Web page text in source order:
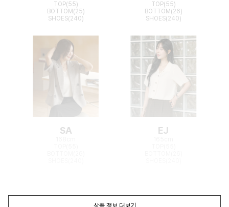
TOP(55)
BOTTOM(25)
SHOES(240)
TOP(55)
BOTTOM(26)
SHOES(240)
SA EJ